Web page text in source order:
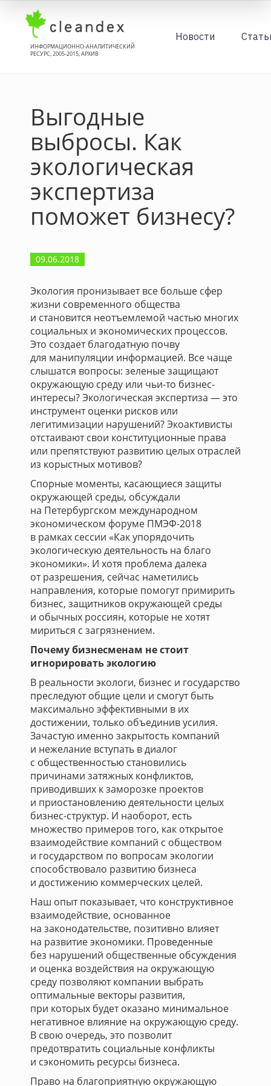
ИНФОРМАЦИОННО-АНАЛИТИЧЕСКИЙ
РЕСУРС, 2005-2015, АРХИВ
Новости
Выгодные
выбросы. Как
экологическая
экспертиза
поможет бизнесу?
09.06.2018
Экология пронизывает все больше сфер
жизни современного общества
и становится неотъемлемой частью многих
социальных и экономических процессов.
Это создает благодатную почву
для манипуляции информацией. Все чаще
слышатся вопросы: зеленые защищают
окружающую среду или чьи-то бизнес-
интересы? Экологическая экспертиза — это
инструмент оценки рисков или
легитимизации нарушений? Экоактивисты
отстаивают свои конституционные права
или препятствуют развитию целых отраслей
из корыстных мотивов?
Спорные моменты, касающиеся защиты
окружающей среды, обсуждали
на Петербургском международном
экономическом форуме ПМЭФ-2018
в рамках сессии «Как упорядочить
экологическую деятельность на благо
экономики». И хотя проблема далека
от разрешения, сейчас наметились
направления, которые помогут примирить
бизнес, защитников окружающей среды
и обычных россиян, которые не хотят
мириться с загрязнением.
Почему бизнесменам не стоит
игнорировать экологию
В реальности экологи, бизнес и государство
преследуют общие цели и смогут быть
максимально эффективными в их
достижении, только объединив усилия.
Зачастую именно закрытость компаний
и нежелание вступать в диалог
с общественностью становились
причинами затяжных конфликтов,
приводивших к заморозке проектов
и приостановлению деятельности целых
бизнес-структур. И наоборот, есть
множество примеров того, как открытое
взаимодействие компаний с обществом
и государством по вопросам экологии
способствовало развитию бизнеса
и достижению коммерческих целей.
Наш опыт показывает, что конструктивное
взаимодействие, основанное
на законодательстве, позитивно влияет
на развитие экономики. Проведенные
без нарушений общественные обсуждения
и оценка воздействия на окружающую
среду позволяют компании выбрать
оптимальные векторы развития,
при которых будет оказано минимальное
негативное влияние на окружающую среду.
В свою очередь, это позволит
предотвратить социальные конфликты
и сэкономить ресурсы бизнеса.
Право на благоприятную окружающую